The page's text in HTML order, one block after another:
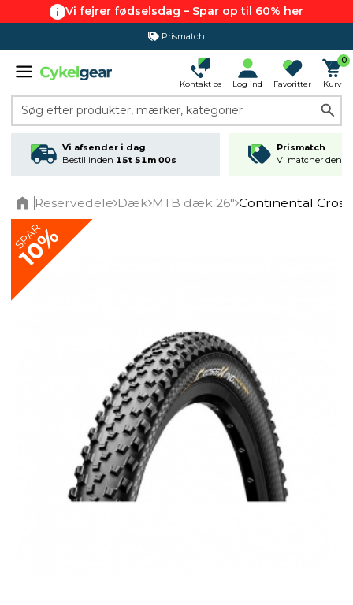
Vi fejrer fødselsdag – Spar op til 60% her
Prismatch
Kontakt os Log ind Favoritter
0
Kurv
Søg efter produkter, mærker, kategorier
Vi afsender i dag
Bestil inden 15t 51m 00s
Prismatch
Vi matcher den
Reservedele Dæk MTB dæk 26" Continental
SPAR
10%